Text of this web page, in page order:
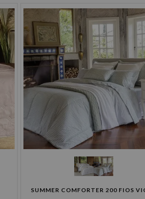
SUMMER COMFORTER 200 FIOS